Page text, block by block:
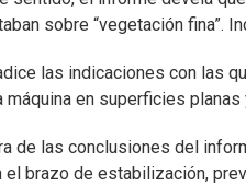
sobre “vegetación fina”.
las indicaciones con las
en superficies planas
de las conclusiones del
brazo de estabilización,